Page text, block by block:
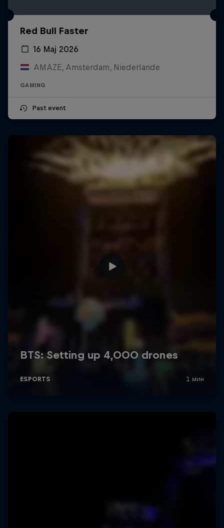
Red Bull Faster
16 Мај 2026
AMAZE, Amsterdam, Niederlande
GAMING
Past event